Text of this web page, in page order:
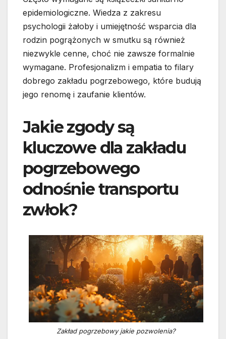
epidemiologiczne. Wiedza z zakresu
psychologii żałoby i umiejętność wsparcia dla
rodzin pogrążonych w smutku są również
niezwykle cenne, choć nie zawsze formalnie
wymagane. Profesjonalizm i empatia to filary
dobrego zakładu pogrzebowego, które budują
jego renomę i zaufanie klientów.
Jakie zgody są
kluczowe dla zakładu
pogrzebowego
odnośnie transportu
zwłok?
Zakład pogrzebowy jakie pozwolenia?